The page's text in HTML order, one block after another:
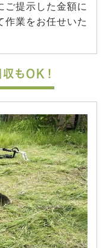
ご提示した金額に
作業をお任せいた
もOK！